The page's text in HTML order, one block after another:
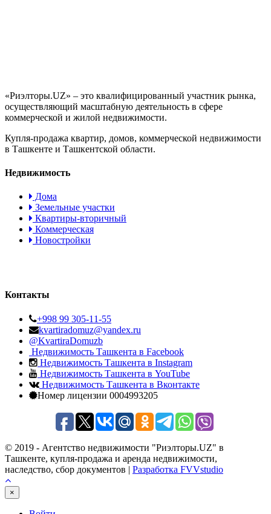
«Риэлторы.UZ» – это квалифицированный участник рынка,
осуществляющий масштабную деятельность в сфере
коммерческой и жилой недвижимости.
Купля-продажа квартир, домов, коммерческой недвижимости
в Ташкенте и Ташкентской области.
Недвижимость
Дома
Земельные участки
Квартиры-вторичный
Коммерческая
Новостройки
Контакты
+998 99 305-11-55
kvartiradomuz@yandex.ru
@KvartiraDomuzb
Недвижимость Ташкента в Facebook
Недвижимость Ташкента в Instagram
Недвижимость Ташкента в YouTube
Недвижимость Ташкента в Вконтакте
Номер лицензии 0004993205
© 2019 - Агентство недвижимости "Риэлторы.UZ" в
Ташкенте, купля-продажа и аренда недвижимости,
наследство, сбор документов | Разработка FVVstudio
×